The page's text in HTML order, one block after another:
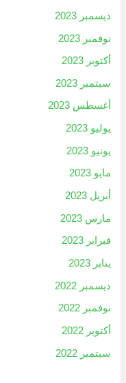
ديسمبر 2023
نوفمبر 2023
أكتوبر 2023
سبتمبر 2023
أغسطس 2023
يوليو 2023
يونيو 2023
مايو 2023
أبريل 2023
مارس 2023
فبراير 2023
يناير 2023
ديسمبر 2022
نوفمبر 2022
أكتوبر 2022
سبتمبر 2022